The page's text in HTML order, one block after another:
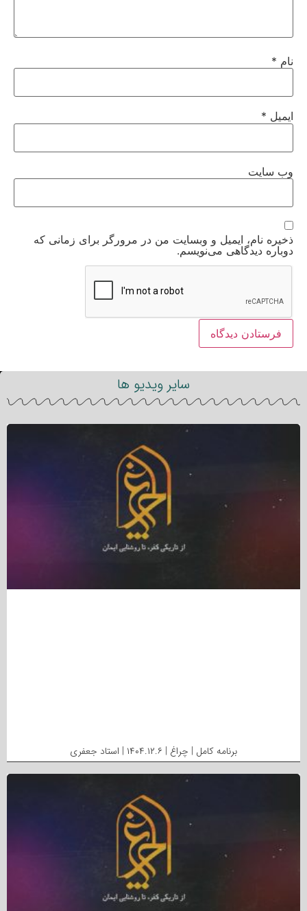
نام *
ایمیل *
وب‌ سایت
ذخیره نام، ایمیل و وبسایت من در مرورگر برای زمانی که
دوباره دیدگاهی می‌نویسم.
سایر ویدیو ها
برنامه کامل | چراغ | ۱۴۰۴.۱۲.۶ | استاد جعفری